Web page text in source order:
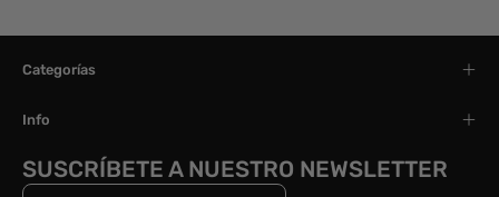
Categorías
Info
SUSCRÍBETE A NUESTRO NEWSLETTER